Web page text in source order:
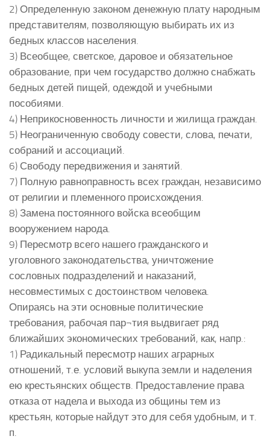
2) Определенную законом денежную плату народным
представителям, позволяющую выбирать их из
бедных классов населения.
3) Всеобщее, светское, даровое и обязательное
образование, при чем государство должно снабжать
бедных детей пищей, одеждой и учебными
пособиями.
4) Неприкосновенность личности и жилища граждан.
5) Неограниченную свободу совести, слова, печати,
собраний и ассоциаций.
6) Свободу передвижения и занятий.
7) Полную равноправность всех граждан, независимо
от религии и племенного происхождения.
8) Замена постоянного войска всеобщим
вооружением народа.
9) Пересмотр всего нашего гражданского и
уголовного законодательства, уничтожение
сословных подразделений и наказаний,
несовместимых с достоинством человека.
Опираясь на эти основные политические
требования, рабочая пар¬тия выдвигает ряд
ближайших экономических требований, как, напр.:
1) Радикальный пересмотр наших аграрных
отношений, т.е. условий выкупа земли и наделения
ею крестьянских обществ. Предоставление права
отказа от надела и выхода из общины тем из
крестьян, которые найдут это для себя удобным, и т.
п.